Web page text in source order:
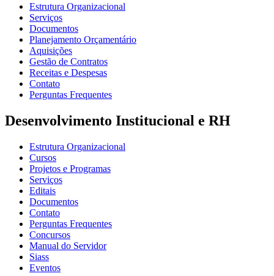
Estrutura Organizacional
Serviços
Documentos
Planejamento Orçamentário
Aquisições
Gestão de Contratos
Receitas e Despesas
Contato
Perguntas Frequentes
Desenvolvimento Institucional e RH
Estrutura Organizacional
Cursos
Projetos e Programas
Serviços
Editais
Documentos
Contato
Perguntas Frequentes
Concursos
Manual do Servidor
Siass
Eventos